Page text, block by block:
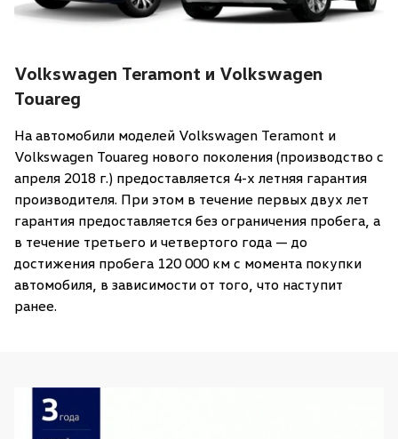
Volkswagen Teramont и Volkswagen
Touareg
На автомобили моделей Volkswagen Teramont и
Volkswagen Touareg нового поколения (производство с
апреля 2018 г.) предоставляется 4-х летняя гарантия
производителя. При этом в течение первых двух лет
гарантия предоставляется без ограничения пробега, а
в течение третьего и четвертого года — до
достижения пробега 120 000 км с момента покупки
автомобиля, в зависимости от того, что наступит
ранее.